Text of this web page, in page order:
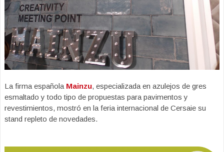
La firma española Mainzu, especializada en azulejos de gres
esmaltado y todo tipo de propuestas para pavimentos y
revestimientos, mostró en la feria internacional de Cersaie su
stand repleto de novedades.